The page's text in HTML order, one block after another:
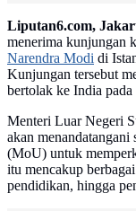
Liputan6.com,
menerima kunjungan
Narendra Modi di
Kunjungan tersebut
bertolak ke India pada
Menteri Luar Negeri
akan menandatangani
(MoU) untuk
itu mencakup
pendidikan, hingga